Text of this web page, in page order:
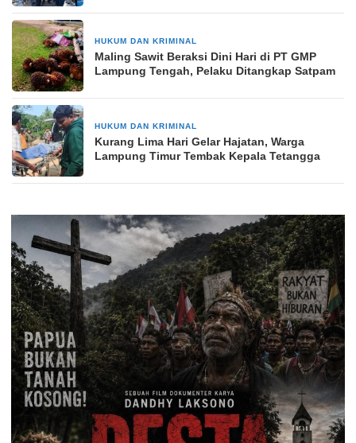
HUKUM DAN KRIMINAL
Maling Sawit Beraksi Dini Hari di PT GMP
Lampung Tengah, Pelaku Ditangkap Satpam
HUKUM DAN KRIMINAL
Kurang Lima Hari Gelar Hajatan, Warga
Lampung Timur Tembak Kepala Tetangga